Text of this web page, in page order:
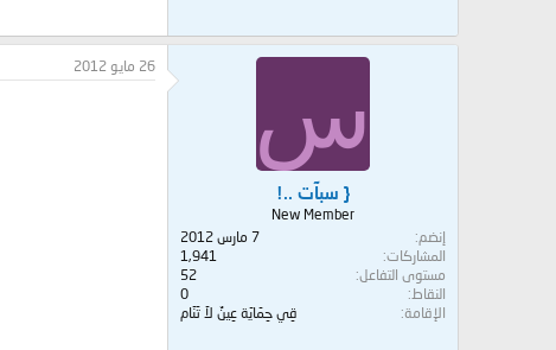
س
{ سبآت ..!
New Member
إنضم
7 مارس 2012
المشاركات
1,941
مستوى التفاعل
52
النقاط
0
الإقامة
قِي حِمَايَة عِينٌ لاَ تَنَام
26 مايو 2012